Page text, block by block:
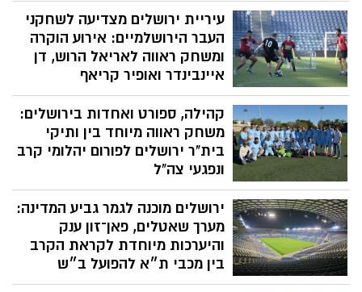
לשלושת שחקני העבר שפרשו ממשחק פעיל,
שכלל סרטון מחווה, הענקת תשורות ומשחק
ראווה חגיגי במסגרת פתיחת טורניר סטריטגול
ירושלים 2026
עיריית ירושלים מצדיעה לשחקני
העבר הירושלמיים: אירוע הוקרה
ומשחק ראווה לאריאל הרוש, דן
איינבינדר ואופיר קריאף
במסגרת סטריטגול ירושלים 2026 ייערך טקס
חגיגי לשלושת שחקני העבר הירושלמים
שפרשו ממשחק פעיל, לצד משחק ראווה
בהשתתפות חבריהם לדרך. הטורניר, שיתקיים
קהילה, ספורט ואחדות בירושלים:
משחק ראווה מיוחד בין ותיקי
בית"ר ירושלים לפורום יהלומי קרב
ונפגעי צה"ל
האירוע נועד לחזק את החיבור בין הקהילה
הירושלמית לבין לוחמי צה"ל ונפגעי המלחמה,
באמצעות כוחו המאחד של הספורט והכדורגל
ירושלים מוכנה לגמר גביע המדינה:
מערך שאטלים, פאן־זון ענק
והיערכות מיוחדת לקראת הקרב
בין מכבי ת״א להפועל ב״ש
כ־30 אלף אוהדים צפויים להגיע ביום שלישי